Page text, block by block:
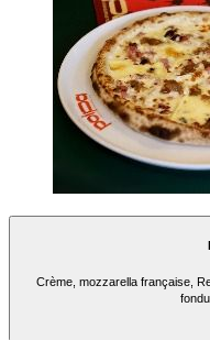
Crème, mozzarella française,